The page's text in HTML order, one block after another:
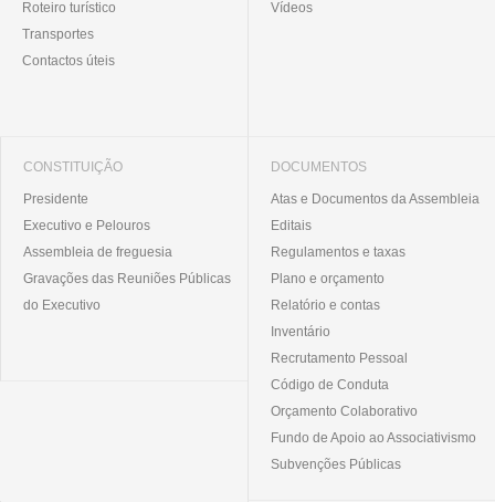
Roteiro turístico
Transportes
Contactos úteis
Vídeos
CONSTITUIÇÃO
Presidente
Executivo e Pelouros
Assembleia de freguesia
Gravações das Reuniões Públicas
do Executivo
DOCUMENTOS
Atas e Documentos da Assembleia
Editais
Regulamentos e taxas
Plano e orçamento
Relatório e contas
Inventário
Recrutamento Pessoal
Código de Conduta
Orçamento Colaborativo
Fundo de Apoio ao Associativismo
Subvenções Públicas